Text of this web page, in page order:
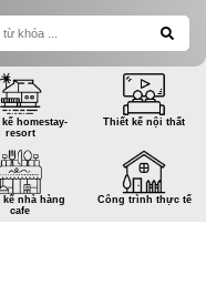
homestay-
resort
Thiết kế nội thất
kế nhà hàng
cafe
Công trình thực tế